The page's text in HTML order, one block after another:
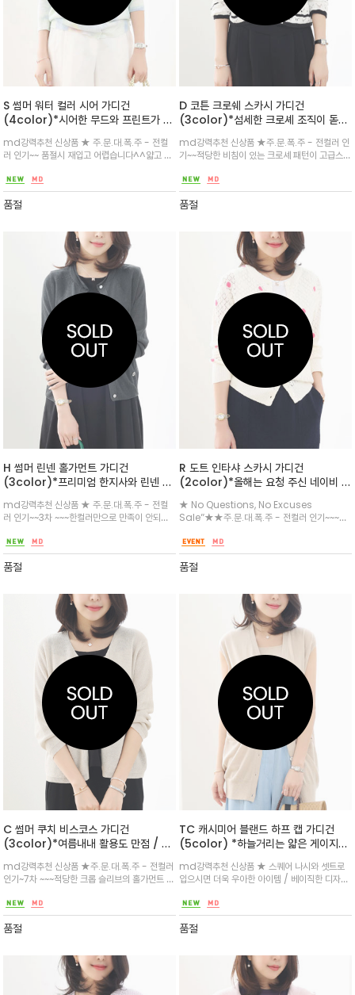
S 썸머 워터 컬러 시어 가디건
(4color)*시어한 무드와 프린트가 올
오버된 크롭 V넥 카디건/ 나시위에 여름
에도 은근 필수 템~
md강력추천 신상품 ★ 주.문.대.폭.주 - 전컬
러 인기~~ 품절시 재입고 어렵습니다^^얇고 부
걸치기 좋으며, 부드럽고 편안하게 착용
품절
D 코튼 크로쉐 스카시 가디건
(3color)*섬세한 크로셰 조직이 돋보
이는 카디건/ 깔끔한 브이넥 디자인과
버튼 디테일
md강력추천 신상품 ★주.문.폭.주 - 전컬러 인
기~~적당한 비침이 있는 크로셰 패턴이 고급스러
살짝 여유로운듯 단정한 레귤러 실루엣 적당한
크롭 라인으로 스커트 팬츠 모두 ok
품절
H 썸머 린넨 홀가먼트 가디건
(3color)*프리미엄 한지사와 린넨 블
원하며 고급기술력의 무봉제 편직으로
편안한 움직임과 언제나 잘 어울어지는
md강력추천 신상품 ★ 주.문.대.폭.주 - 전컬
러 인기~~3차 ~~~한컬러만으로 만족이 안되는
사의 탄탄하고 부드러운 터치감과 청량한~ 뜨거
워지는 여름 내내 / 필수~
품절
R 도트 인타샤 스카시 가디건
(2color)*올해는 요청 주신 네이비 입
로 제작되는^^ 히트 아이템 / 레귤러 핏
크루넥 실루엣의 스카시도트가디건
★ No Questions, No Excuses
Sale”★★주.문.대.폭.주 - 전컬러 인기~~~3
한 공정으로 고급스럽고 살에 닿는 촉감 시원하
며 기분 전환하기 좋은 화사한 핑크 도트패턴과
어디에나 세련된 무드의 네이비 컬러웨이
품절
C 썸머 쿠치 비스코스 가디건
(3color)*여름내내 활용도 만점 / 비
스코스 원사의 부드럽고 청량한 터치감
/ 자개버튼 / 단작 부분 얇은 모넬리 라
인으로 포인트
md강력추천 신상품 ★주.문.대.폭.주 - 전컬러
인기~7차 ~~~적당한 크롭 슬리브의 홀가먼트 짜
벼운 아우터로 활용도 높은 가디건
품절
TC 캐시미어 블랜드 하프 캡 가디건
(5color) *하늘거리는 얇은 게이지로
가볍게 /세련되게 / 힙라인 커버하면서
보들한 감촉까지^^
md강력추천 신상품 ★ 스퀘어 나시와 셋트로
입으시면 더욱 우아한 아이템 / 베이직한 디자인
을 살짝 덮어 편안하면서도 우아한 분위기가 연
출
품절